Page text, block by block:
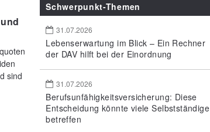
sind
Schwerpunkt-Themen
31.07.2026
Lebenserwartung im Blick – Ein Rechner
der DAV hilft bei der Einordnung
31.07.2026
Berufsunfähigkeitsversicherung: Diese
Entscheidung könnte viele Selbstständige
betreffen